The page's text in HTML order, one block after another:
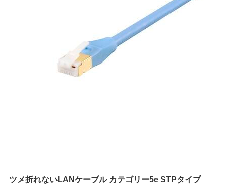
ツメ折れないLANケーブル カテゴリー5e STPタイプ